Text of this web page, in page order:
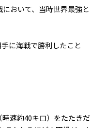
おいて、当時世界最強と
に海戦で勝利したこと
速約40キロ）をたたきだ